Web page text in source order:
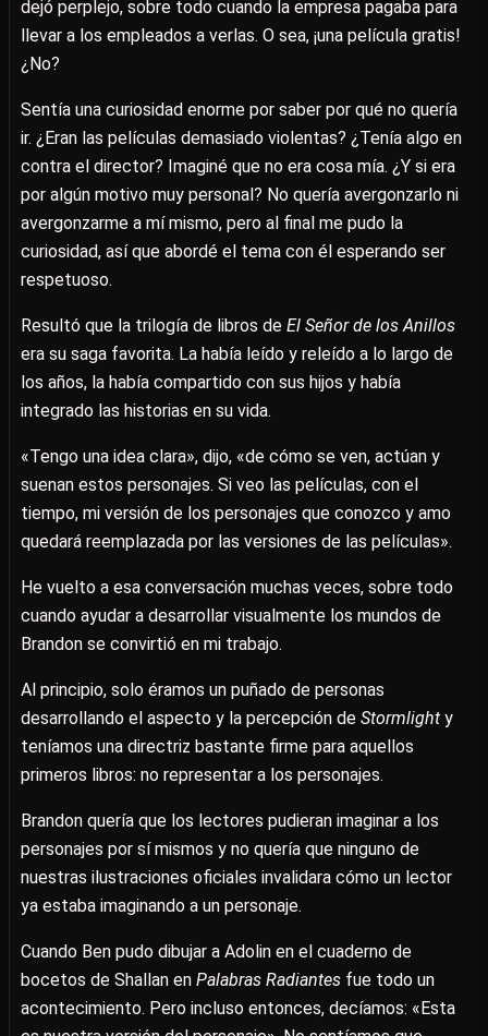
dejó perplejo, sobre todo cuando la empresa pagaba para
llevar a los empleados a verlas. O sea, ¡una película gratis!
¿No?
Sentía una curiosidad enorme por saber por qué no quería
ir. ¿Eran las películas demasiado violentas? ¿Tenía algo en
contra el director? Imaginé que no era cosa mía. ¿Y si era
por algún motivo muy personal? No quería avergonzarlo ni
avergonzarme a mí mismo, pero al final me pudo la
curiosidad, así que abordé el tema con él esperando ser
respetuoso.
Resultó que la trilogía de libros de El Señor de los Anillos
era su saga favorita. La había leído y releído a lo largo de
los años, la había compartido con sus hijos y había
integrado las historias en su vida.
«Tengo una idea clara», dijo, «de cómo se ven, actúan y
suenan estos personajes. Si veo las películas, con el
tiempo, mi versión de los personajes que conozco y amo
quedará reemplazada por las versiones de las películas».
He vuelto a esa conversación muchas veces, sobre todo
cuando ayudar a desarrollar visualmente los mundos de
Brandon se convirtió en mi trabajo.
Al principio, solo éramos un puñado de personas
desarrollando el aspecto y la percepción de Stormlight y
teníamos una directriz bastante firme para aquellos
primeros libros: no representar a los personajes.
Brandon quería que los lectores pudieran imaginar a los
personajes por sí mismos y no quería que ninguno de
nuestras ilustraciones oficiales invalidara cómo un lector
ya estaba imaginando a un personaje.
Cuando Ben pudo dibujar a Adolin en el cuaderno de
bocetos de Shallan en Palabras Radiantes fue todo un
acontecimiento. Pero incluso entonces, decíamos: «Esta